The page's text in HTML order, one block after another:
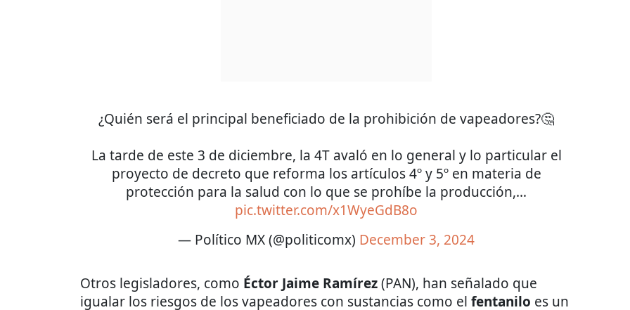
¿Quién será el principal beneficiado de la prohibición de vapeadores?🤔
La tarde de este 3 de diciembre, la 4T avaló en lo general y lo particular el
proyecto de decreto que reforma los artículos 4º y 5º en materia de
protección para la salud con lo que se prohíbe la producción,…
pic.twitter.com/x1WyeGdB8o
— Político MX (@politicomx) December 3, 2024
Otros legisladores, como Éctor Jaime Ramírez(PAN), han señalado que
igualar los riesgos de los vapeadores con sustancias como el fentanilo es un